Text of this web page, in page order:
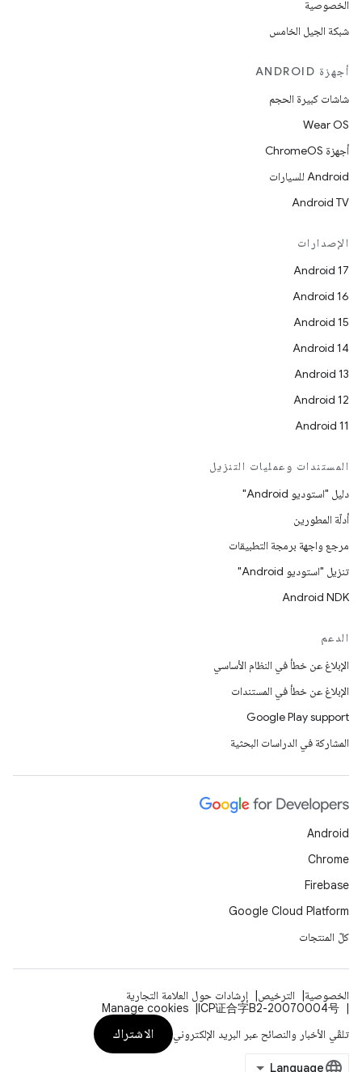
الخصوصية
شبكة الجيل الخامس
أجهزة ANDROID
شاشات كبيرة الحجم
Wear OS
أجهزة ChromeOS
Android للسيارات
Android TV
الإصدارات
Android 17
Android 16
Android 15
Android 14
Android 13
Android 12
Android 11
المستندات وعمليات التنزيل
دليل "استوديو Android"
أدلّة المطورين
مرجع واجهة برمجة التطبيقات
تنزيل "استوديو Android"
Android NDK
الدعم
الإبلاغ عن خطأ في النظام الأساسي
الإبلاغ عن خطأ في المستندات
Google Play support
المشاركة في الدراسات البحثية
Android
Chrome
Firebase
Google Cloud Platform
كلّ المنتجات
الخصوصية الترخيص
إرشادات حول العلامة التجارية
ICP证合字B2-20070004号
Manage cookies
تلقّي الأخبار والنصائح عبر البريد الإلكتروني
الاشتراك